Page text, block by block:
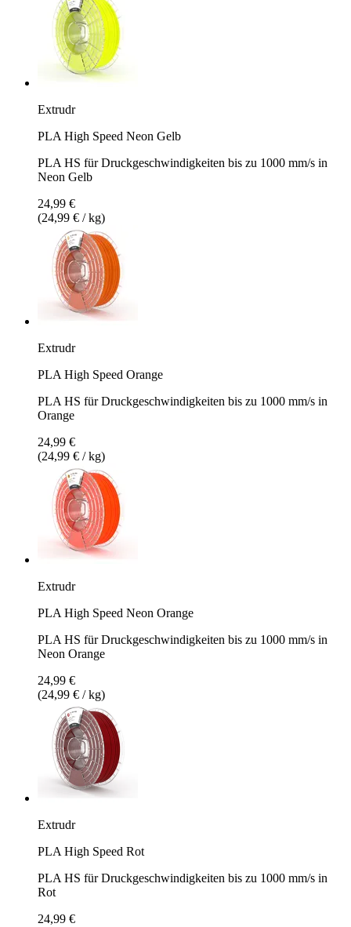
Extrudr
PLA High Speed Neon Gelb
PLA HS für Druckgeschwindigkeiten bis zu 1000 mm/s in
Neon Gelb
24,99 €
(24,99 € / kg)
Extrudr
PLA High Speed Orange
PLA HS für Druckgeschwindigkeiten bis zu 1000 mm/s in
Orange
24,99 €
(24,99 € / kg)
Extrudr
PLA High Speed Neon Orange
PLA HS für Druckgeschwindigkeiten bis zu 1000 mm/s in
Neon Orange
24,99 €
(24,99 € / kg)
Extrudr
PLA High Speed Rot
PLA HS für Druckgeschwindigkeiten bis zu 1000 mm/s in
Rot
24,99 €